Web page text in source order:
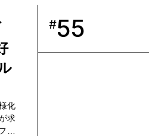
化
求
ラ
#55